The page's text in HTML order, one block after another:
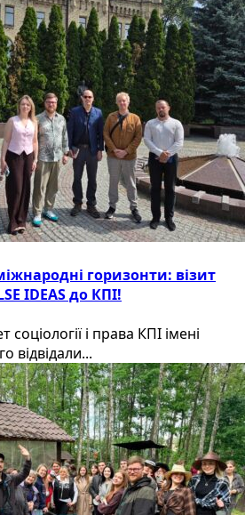
горизонти: візит
IDEAS до КПІ!
і права КПІ імені
відвідали...